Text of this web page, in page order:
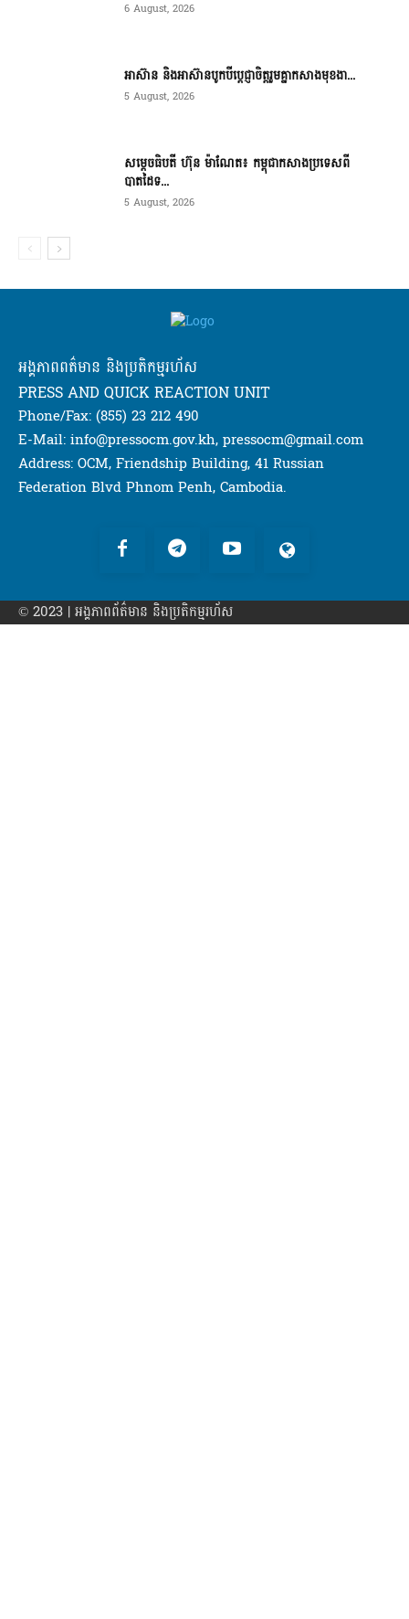
6 August, 2026
អាស៊ាន និងអាស៊ានបូកបីប្តេជ្ញាចិត្តរួមគ្នាកសាងមុខងា...
5 August, 2026
សម្ដេចធិបតី ហ៊ុន ម៉ាណែត៖ កម្ពុជាកសាងប្រទេសពី
បាតដៃទ...
5 August, 2026
អង្គភាពពត៌មាន និងប្រតិកម្មរហ័ស
PRESS AND QUICK REACTION UNIT
Phone/Fax: (855) 23 212 490
E-Mail: info@pressocm.gov.kh, pressocm@gmail.com
Address: OCM, Friendship Building, 41 Russian
Federation Blvd Phnom Penh, Cambodia.
© 2023 | អង្គភាព​ព័ត៌មាន​ និងប្រតិកម្មរហ័ស